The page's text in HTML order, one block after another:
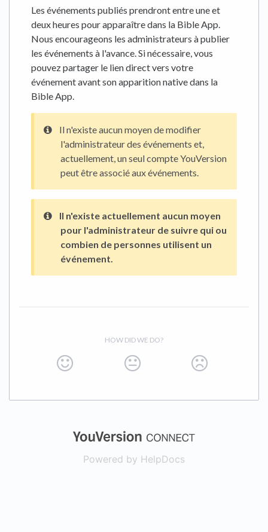
Les événements publiés prendront entre une et
deux heures pour apparaître dans la Bible App.
Nous encourageons les administrateurs à publier
les événements à l'avance. Si nécessaire, vous
pouvez partager le lien direct vers votre
événement avant son apparition native dans la
Bible App.
Il n'existe aucun moyen de modifier
l'administrateur des événements et,
actuellement, un seul compte YouVersion
peut être associé aux événements.
Il n'existe actuellement aucun moyen
pour l'administrateur de suivre qui ou
combien de personnes utilisent un
événement.
HOW DID WE DO?
(opens in a
Powered by HelpDocs